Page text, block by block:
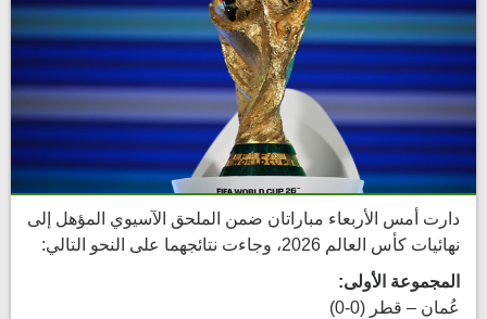
دارت أمس الأربعاء مباراتان ضمن الملحق الآسيوي المؤهل إلى
نهائيات كأس العالم 2026، وجاءت نتائجهما على النحو التالي:
المجموعة الأولى:
عُمان – قطر (0-0)